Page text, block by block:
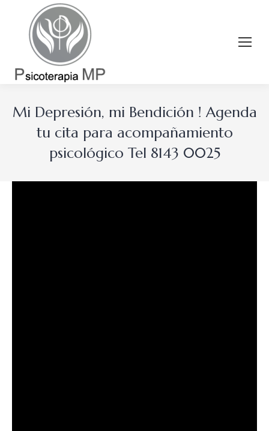
Mi Depresión, mi Bendición ! Agenda
tu cita para acompañamiento
psicológico Tel 8143 0025